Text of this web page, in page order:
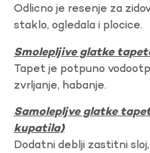
Odlicno je resenje za
staklo, ogledala i plocice.
Smolepljive glatke
Tapet je potpuno
zvrljanje, habanje.
Samolepljve glatke
kupatila)
Dodatni deblji zastitni